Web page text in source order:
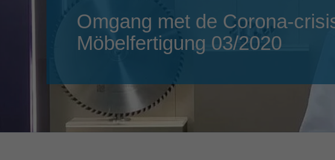
Magyarország
Malaysia
México
Omgang met de Corona-
Möbelfertigung 03/2020